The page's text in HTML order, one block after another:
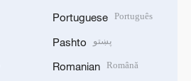
Portuguese Português
Pashto پښتو
Romanian Română